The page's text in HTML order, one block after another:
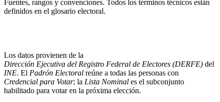
Fuentes, rangos y convenciones. Todos los términos técnicos están
definidos en el glosario electoral.
Los datos provienen de la
Dirección Ejecutiva del Registro Federal de Electores (DERFE) del
INE. El Padrón Electoral reúne a todas las personas con
Credencial para Votar; la Lista Nominal es el subconjunto
habilitado para votar en la próxima elección.